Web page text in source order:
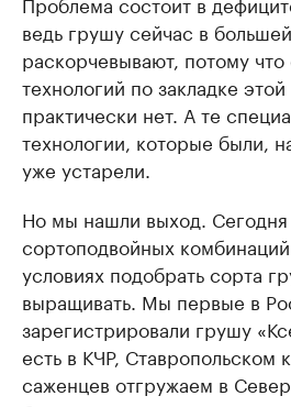
ведь грушу сейчас в
раскорчевывают, потому
технологий по закладке
практически нет. А те
технологии, которые были,
уже устарели.
Но мы нашли выход.
сортоподвойных
условиях подобрать сорта
выращивать. Мы первые в
зарегистрировали грушу
есть в КЧР, Ставропольском
саженцев отгружаем в